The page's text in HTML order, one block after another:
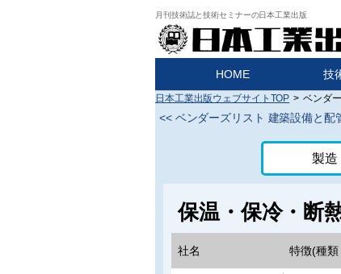
月刊技術誌と技術セミナーの日本工業出版
HOME 技
日本工業出版ウェブサイトTOP > ベンダ
<< ベンダーズリスト 建築設備と配
製造
保温・保冷・断
社名 特徴(種類